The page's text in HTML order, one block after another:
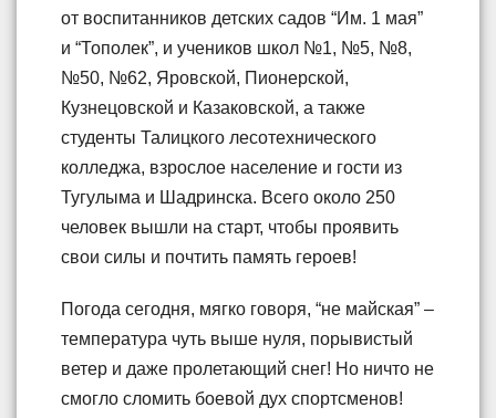
от воспитанников детских садов “Им. 1 мая”
и “Тополек”, и учеников школ №1, №5, №8,
№50, №62, Яровской, Пионерской,
Кузнецовской и Казаковской, а также
студенты Талицкого лесотехнического
колледжа, взрослое население и гости из
Тугулыма и Шадринска. Всего около 250
человек вышли на старт, чтобы проявить
свои силы и почтить память героев!
Погода сегодня, мягко говоря, “не майская” –
температура чуть выше нуля, порывистый
ветер и даже пролетающий снег! Но ничто не
смогло сломить боевой дух спортсменов!